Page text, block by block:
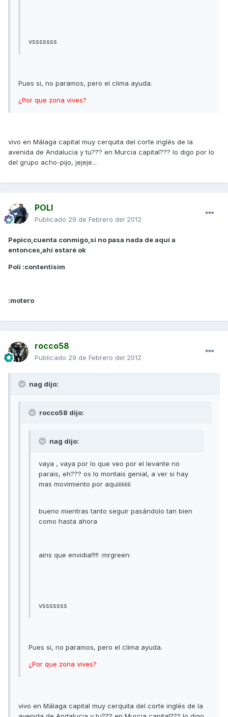
vsssssss
Pues si, no paramos, pero el clima ayuda.
¿Por que zona vives?
vivo en Málaga capital muy cerquita del corte inglés de la
avenida de Andalucia y tu??? en Murcia capital??? lo digo por lo
del grupo acho-pijo, jejeje...
POLI
Publicado 29 de Febrero del 2012
Pepico,cuenta conmigo,si no pasa nada de aquí a
entonces,ahí estaré ok
Poli :contentisim
:motero
rocco58
Publicado 29 de Febrero del 2012
nag dijo:
rocco58 dijo:
nag dijo:
vaya , vaya por lo que veo por el levante no
parais, eh??? os lo montais genial, a ver si hay
mas movimiento por aquiiiiiiiii
bueno mientras tanto seguir pasándolo tan bien
como hasta ahora
ains que envidia!!!!! :mrgreen:
vsssssss
Pues si, no paramos, pero el clima ayuda.
¿Por que zona vives?
vivo en Málaga capital muy cerquita del corte inglés de la